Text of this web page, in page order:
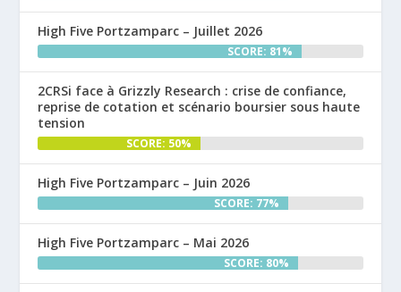
High Five Portzamparc – Juillet 2026
SCORE: 81%
2CRSi face à Grizzly Research : crise de confiance,
reprise de cotation et scénario boursier sous haute
tension
SCORE: 50%
High Five Portzamparc – Juin 2026
SCORE: 77%
High Five Portzamparc – Mai 2026
SCORE: 80%